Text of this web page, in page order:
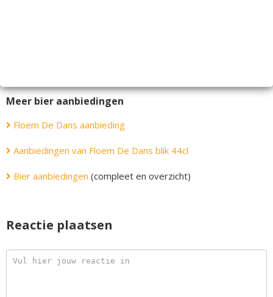
Meer bier aanbiedingen
Floem De Dans aanbieding
Aanbiedingen van Floem De Dans blik 44cl
Bier aanbiedingen (compleet en overzicht)
Reactie plaatsen